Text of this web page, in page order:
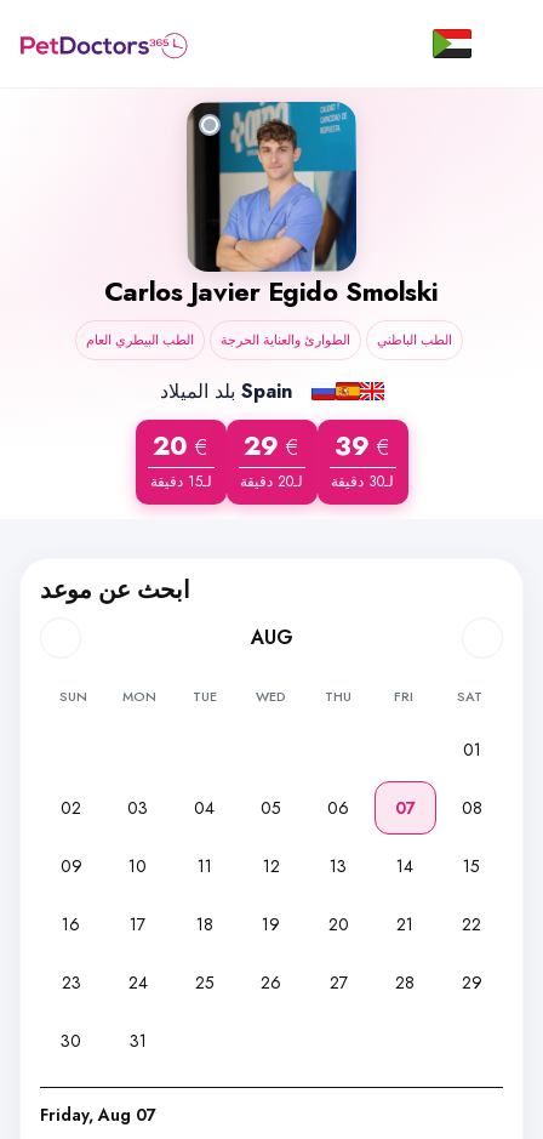
Carlos Javier Egido Smolski
الطب البيطري العام الطوارئ والعناية الحرجة الطب الباطني
Spain
20 €
لـ15 دقيقة
29 €
لـ20 دقيقة
39 €
لـ30 دقيقة
ابحث عن موعد
AUG
SUN MON TUE WED THU FRI SAT
01
02 03 04 05 06 07 08
09 10 11 12 13 14 15
16 17 18 19 20 21 22
23 24 25 26 27 28 29
30 31
Friday, Aug 07